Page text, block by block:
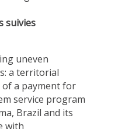
suivies
uneven
a territorial
of a payment for
service program
Brazil and its
with